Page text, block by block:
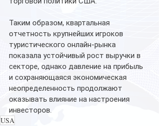
Таким образом, квартальная
отчетность крупнейших игроков
туристического онлайн-рынка
показала устойчивый рост выручки в
секторе, однако давление на прибыль
и сохраняющаяся экономическая
неопределенность продолжают
оказывать влияние на настроения
инвесторов.
USA